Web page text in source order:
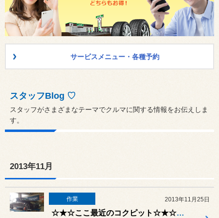
サービスメニュー・各種予約
スタッフBlog ♡
スタッフがさまざまなテーマでクルマに関する情報をお伝えしま
す。
2013年11月
作業 2013年11月25日
☆★☆ここ最近のコクピット☆★☆ 20131125